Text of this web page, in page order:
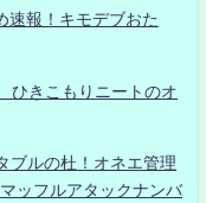
速報！キモデブおた
ひきこもりニートのオ
ブルの杜！オネエ管理
ッフルアタックナンバ